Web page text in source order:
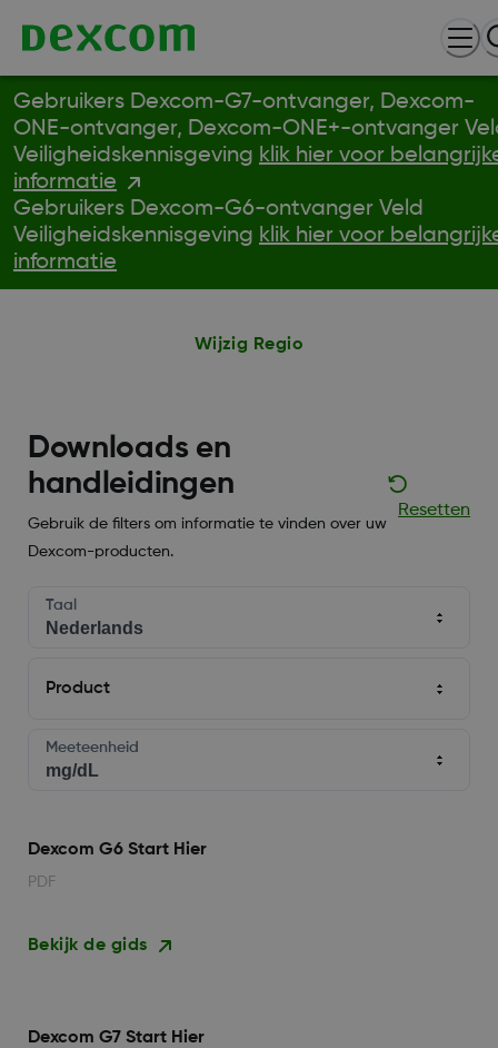
Gebruikers Dexcom-G7-ontvanger, Dexcom-
ONE-ontvanger, Dexcom-ONE+-ontvanger
Veiligheidskennisgeving klik hier voor
informatie
Gebruikers Dexcom-G6-ontvanger Veld
Veiligheidskennisgeving klik hier voor
informatie
Wijzig Regio
Downloads en
handleidingen
Gebruik de filters om informatie te vinden over uw
Dexcom-producten.
Resetten
Taal
Product
Meeteenheid
Dexcom G6 Start Hier
PDF
Bekijk de gids
Dexcom G7 Start Hier